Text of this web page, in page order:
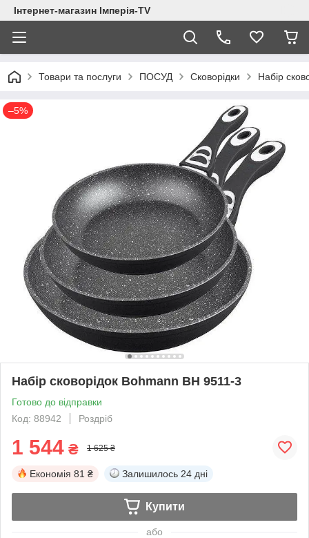
Інтернет-магазин Імперія-TV
Товари та послуги ПОСУД Сковорідки Набір
–5%
Набір сковорідок Bohmann BH 9511-3
Готово до відправки
Код: 88942
Роздріб
1 544 ₴ 1 625 ₴
Економія 81 ₴ Залишилось 24 дні
Купити
або